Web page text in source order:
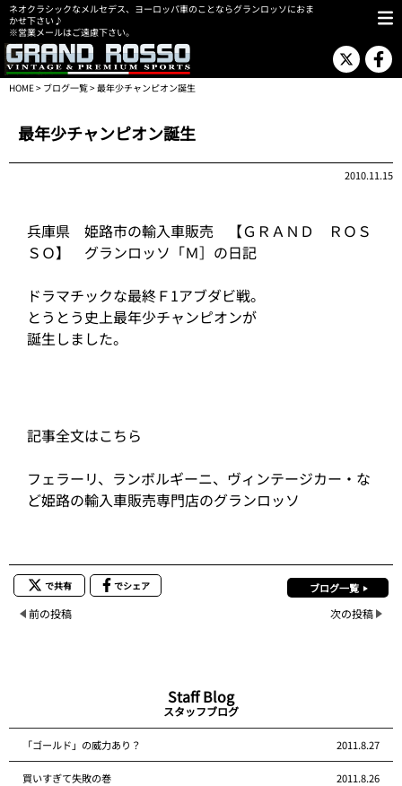
ネオクラシックなメルセデス、ヨーロッパ車のことならグランロッソにおま
かせ下さい♪
※営業メールはご遠慮下さい。
HOME> ブログ一覧> 最年少チャンピオン誕生
最年少チャンピオン誕生
2010.11.15
兵庫県 姫路市の輸入車販売 【ＧＲＡＮＤ ＲＯＳ
ＳＯ】 グランロッソ「Ｍ］の日記
ドラマチックな最終Ｆ1アブダビ戦。
とうとう史上最年少チャンピオンが
誕生しました。
記事全文はこちら
フェラーリ、ランボルギーニ、ヴィンテージカー・な
ど姫路の輸入車販売専門店のグランロッソ
で共有 でシェア ブログ一覧
前の投稿 次の投稿
Staff Blog
スタッフブログ
「ゴールド」の威力あり？ 2011.8.27
買いすぎて失敗の巻 2011.8.26